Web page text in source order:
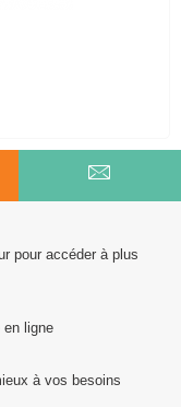
pour accéder à plus
en ligne
à vos besoins